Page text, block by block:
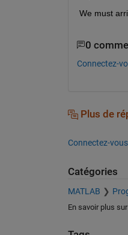
We must
0
Connectez-
Plus de
Connectez-
Catégories
MATLAB
En savoir plus sur